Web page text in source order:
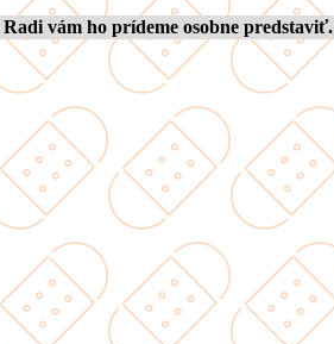
Radi vám ho prídeme osobne predstaviť.